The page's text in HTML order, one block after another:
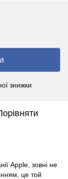
знижки
Apple, зовні не
це той